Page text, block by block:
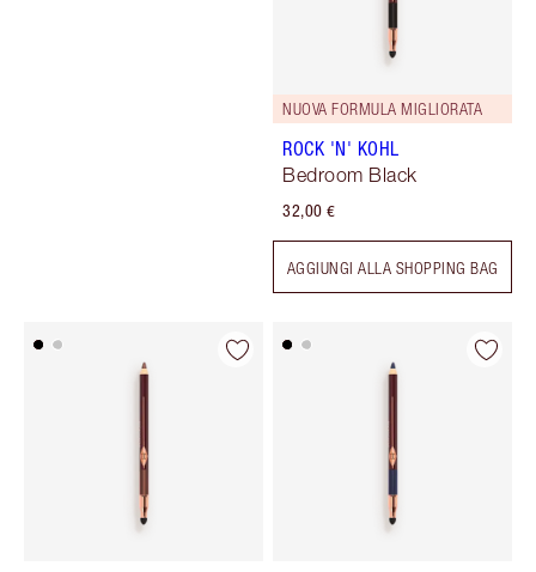
NUOVA FORMULA MIGLIORATA
ROCK 'N' KOHL
Bedroom Black
32,00 €
AGGIUNGI ALLA SHOPPING BAG